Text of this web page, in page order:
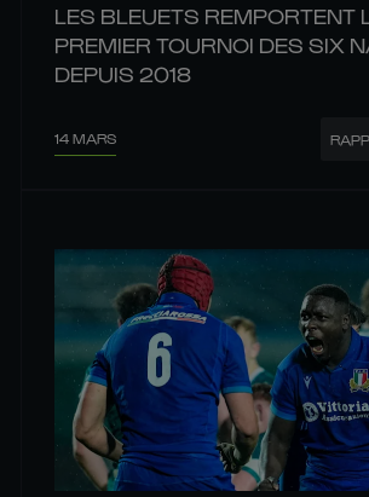
LES BLEUETS REMPORTENT
PREMIER TOURNOI DES SIX
DEPUIS 2018
14 MARS